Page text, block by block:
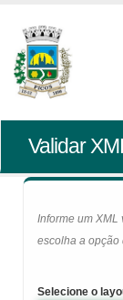
Validar
Informe um
escolha a opção
Selecione o